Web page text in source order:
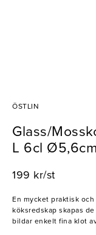
ÖSTLIN
Glass/
L 6cl
199 kr/st
En mycket praktisk
köksredskap skapas
bildar enkelt fina klot